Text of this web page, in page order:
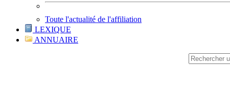
Toute l'actualité de l'affiliation
LEXIQUE
ANNUAIRE